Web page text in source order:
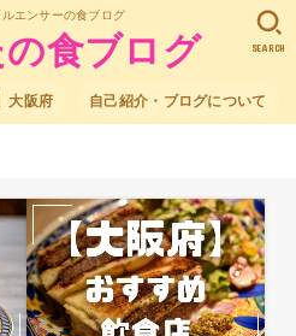
エンサーの食ブログ
食ブログ
大阪府 自己紹介・ブログについて
SEARCH